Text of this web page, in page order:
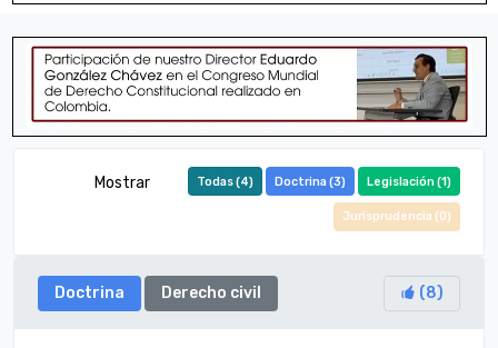
Mostrar Todas (4) Doctrina (3) Legislación (1)
Jurisprudencia (0)
Doctrina Derecho civil (8)